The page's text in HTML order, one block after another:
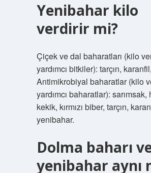
Yenibahar kilo
verdirir mi?
Çiçek ve dal baharatları (kilo
yardımcı bitkiler): tarçın,
Antimikrobiyal baharatlar (kilo
yardımcı baharatlar): sarımsak,
kekik, kırmızı biber, tarçın,
yenibahar.
Dolma baharı
yenibahar aynı